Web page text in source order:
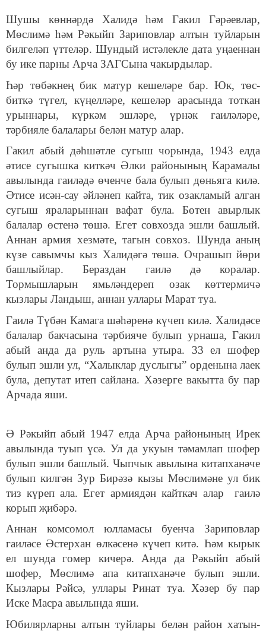
Шушы көннәрдә Халидә һәм Гакил Гәрәевлар,
Мөслимә һәм Рәкыйп Зариповлар алтын туйларын
билгеләп үттеләр. Шундый истәлекле дата уңаеннан
бу ике парны Арча ЗАГСына чакырдылар.
Һәр төбәкнең бик матур кешеләре бар. Юк, төс-
биткә түгел, күңелләре, кешеләр арасында тоткан
урыннары, күркәм эшләре, үрнәк гаиләләре,
тәрбияле балалары белән матур алар.
Гакил абый дәһшәтле сугыш чорында, 1943 елда
әтисе сугышка киткәч Әлки районының Карамалы
авылында гаиләдә өченче бала булып дөньяга килә.
Әтисе исән-сау әйләнеп кайта, тик озакламый алган
сугыш яраларыннан вафат була. Бөтен авырлык
балалар өстенә төшә. Егет совхозда эшли башлый.
Аннан армия хезмәте, тагын совхоз. Шунда аның
күзе савымчы кыз Халидәгә төшә. Очрашып йөри
башлыйлар. Бераздан гаилә дә коралар.
Тормышларын ямьләндереп озак көттермичә
кызлары Ландыш, аннан уллары Марат туа.
Гаилә Түбән Камага шәһәренә күчеп килә. Халидәсе
балалар бакчасына тәрбияче булып урнаша, Гакил
абый анда да руль артына утыра. 33 ел шофер
булып эшли ул, “Халыклар дуслыгы” орденына лаек
була, депутат итеп сайлана. Хәзерге вакытта бу пар
Арчада яши.
Ә Рәкыйп абый 1947 елда Арча районының Ирек
авылында туып үсә. Ул да укуын тәмамлап шофер
булып эшли башлый. Чыпчык авылына китапханәче
булып килгән Зур Бирәзә кызы Мөслимәне ул бик
тиз күреп ала. Егет армиядән кайткач алар гаилә
корып җибәрә.
Аннан комсомол юлламасы буенча Зариповлар
гаиләсе Әстерхан өлкәсенә күчеп китә. Һәм кырык
ел шунда гомер кичерә. Анда да Рәкыйп абый
шофер, Мөслимә апа китапханәче булып эшли.
Кызлары Рәйсә, уллары Ринат туа. Хәзер бу пар
Иске Масра авылында яши.
Юбилярларны алтын туйлары белән район хатын-